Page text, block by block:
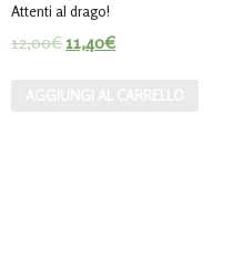
Attenti al drago!
12,00€11,40€